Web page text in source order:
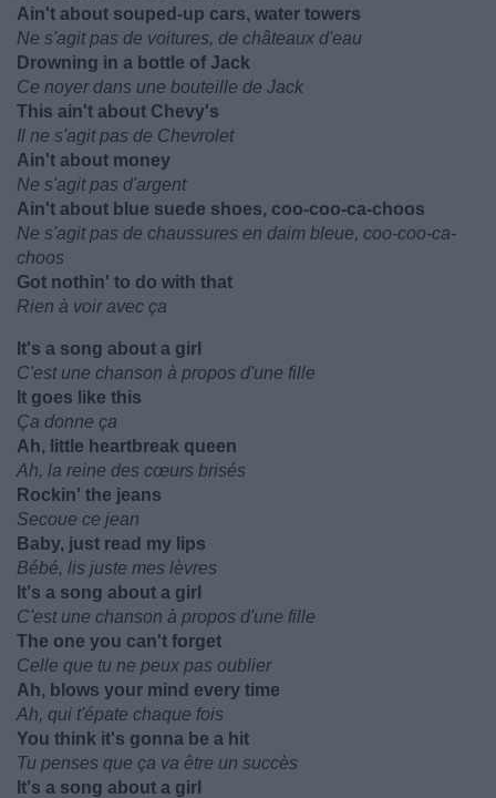
Ain't about souped-up cars, water towers
Ne s'agit pas de voitures, de châteaux d'eau
Drowning in a bottle of Jack
Ce noyer dans une bouteille de Jack
This ain't about Chevy's
Il ne s'agit pas de Chevrolet
Ain't about money
Ne s'agit pas d'argent
Ain't about blue suede shoes, coo-coo-ca-choos
Ne s'agit pas de chaussures en daim bleue, coo-coo-ca-
choos
Got nothin' to do with that
Rien à voir avec ça
It's a song about a girl
C'est une chanson à propos d'une fille
It goes like this
Ça donne ça
Ah, little heartbreak queen
Ah, la reine des cœurs brisés
Rockin' the jeans
Secoue ce jean
Baby, just read my lips
Bébé, lis juste mes lèvres
It's a song about a girl
C'est une chanson à propos d'une fille
The one you can't forget
Celle que tu ne peux pas oublier
Ah, blows your mind every time
Ah, qui t'épate chaque fois
You think it's gonna be a hit
Tu penses que ça va être un succès
It's a song about a girl